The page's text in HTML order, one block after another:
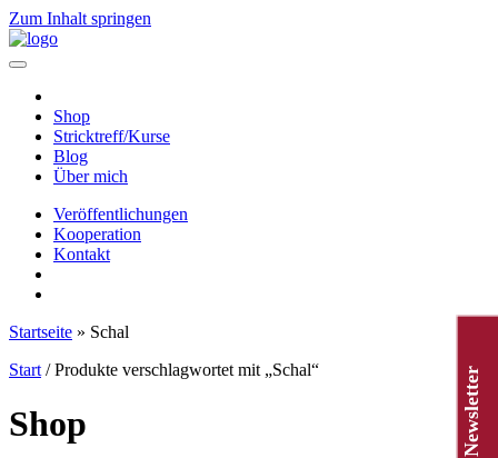
Zum Inhalt springen
Hauptnavigation
Shop
Stricktreff/Kurse
Blog
Über mich
Veröffentlichungen
Kooperation
Kontakt
Startseite » Schal
Start / Produkte verschlagwortet mit „Schal“
Shop Newsletter